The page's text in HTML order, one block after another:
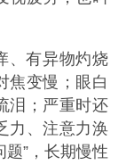
、有异物灼烧
焦变慢；眼白
泪；严重时还
力、注意力涣
”，长期慢性